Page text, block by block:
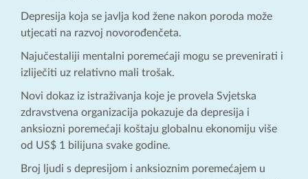
Depresija koja se javlja kod žene nakon poroda može
utjecati na razvoj novorođenčeta.
Najučestaliji mentalni poremećaji mogu se prevenirati i
izliječiti uz relativno mali trošak.
Novi dokaz iz istraživanja koje je provela Svjetska
zdravstvena organizacija pokazuje da depresija i
anksiozni poremećaji koštaju globalnu ekonomiju više
od US$ 1 bilijuna svake godine.
Broj ljudi s depresijom i anksioznim poremećajem u